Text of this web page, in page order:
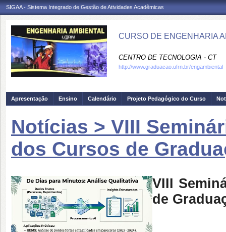
SIGAA - Sistema Integrado de Gestão de Atividades Acadêmicas
CURSO DE ENGENHARIA
CENTRO DE TECNOLOGIA - CT
http://www.graduacao.ufrn.br/engambiental
Apresentação Ensino Calendário Projeto Pedagógico do Curso
Notícias > VIII
dos Cursos de
VIII
de